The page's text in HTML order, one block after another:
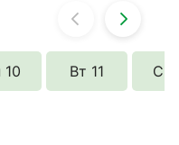
10 Вт 11 Ср